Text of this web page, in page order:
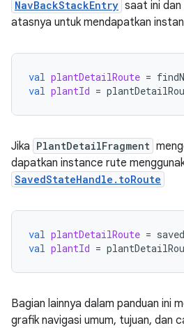
NavBackStackEntry saat ini dan
atasnya untuk mendapatkan
val plantDetailRoute =
val plantId =
Jika PlantDetailFragment
dapatkan instance rute
SavedStateHandle.toRoute
val plantDetailRoute =
val plantId =
Bagian lainnya dalam panduan ini
grafik navigasi umum, tujuan, dan